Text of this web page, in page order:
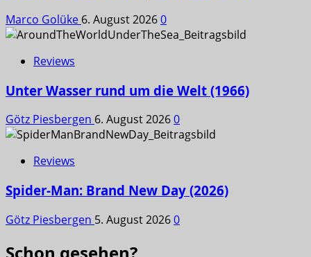
Marco Golüke 6. August 20260
Reviews
Unter Wasser rund um die Welt (1966)
Götz Piesbergen 6. August 20260
Reviews
Spider-Man: Brand New Day (2026)
Götz Piesbergen 5. August 20260
Schon gesehen?